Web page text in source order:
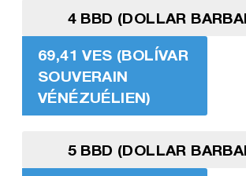
4 BBD (DOLLAR
69,41 VES (BOLÍVAR
SOUVERAIN
VÉNÉZUÉLIEN)
5 BBD (DOLLAR